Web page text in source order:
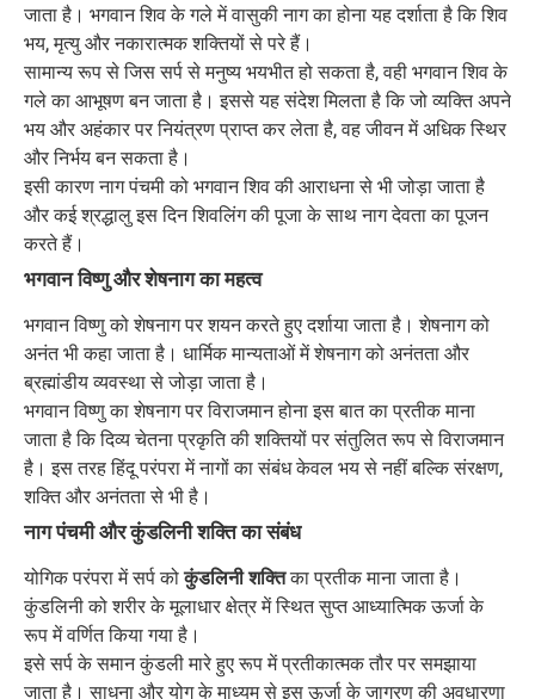
जाता है। भगवान शिव के गले में वासुकी नाग का होना यह दर्शाता है कि शिव
भय, मृत्यु और नकारात्मक शक्तियों से परे हैं।
सामान्य रूप से जिस सर्प से मनुष्य भयभीत हो सकता है, वही भगवान शिव के
गले का आभूषण बन जाता है। इससे यह संदेश मिलता है कि जो व्यक्ति अपने
भय और अहंकार पर नियंत्रण प्राप्त कर लेता है, वह जीवन में अधिक स्थिर
और निर्भय बन सकता है।
इसी कारण नाग पंचमी को भगवान शिव की आराधना से भी जोड़ा जाता है
और कई श्रद्धालु इस दिन शिवलिंग की पूजा के साथ नाग देवता का पूजन
करते हैं।
भगवान विष्णु और शेषनाग का महत्व
भगवान विष्णु को शेषनाग पर शयन करते हुए दर्शाया जाता है। शेषनाग को
अनंत भी कहा जाता है। धार्मिक मान्यताओं में शेषनाग को अनंतता और
ब्रह्मांडीय व्यवस्था से जोड़ा जाता है।
भगवान विष्णु का शेषनाग पर विराजमान होना इस बात का प्रतीक माना
जाता है कि दिव्य चेतना प्रकृति की शक्तियों पर संतुलित रूप से विराजमान
है। इस तरह हिंदू परंपरा में नागों का संबंध केवल भय से नहीं बल्कि संरक्षण,
शक्ति और अनंतता से भी है।
नाग पंचमी और कुंडलिनी शक्ति का संबंध
योगिक परंपरा में सर्प कोकुंडलिनी शक्तिका प्रतीक माना जाता है।
कुंडलिनी को शरीर के मूलाधार क्षेत्र में स्थित सुप्त आध्यात्मिक ऊर्जा के
रूप में वर्णित किया गया है।
इसे सर्प के समान कुंडली मारे हुए रूप में प्रतीकात्मक तौर पर समझाया
जाता है। साधना और योग के माध्यम से इस ऊर्जा के जागरण की अवधारणा